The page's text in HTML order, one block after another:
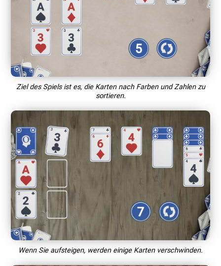
Ziel des Spiels ist es, die Karten nach Farben und Zahlen zu
sortieren.
Wenn Sie aufsteigen, werden einige Karten verschwinden.